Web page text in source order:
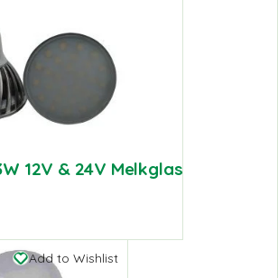
12V & 24V Melkglas
Add to Wishlist